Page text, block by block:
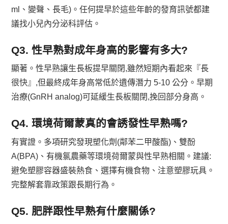
ml、變聲、長毛)。任何提早於這些年齡的發育訊號都建
議找小兒內分泌科評估。
Q3. 性早熟對成年身高的影響有多大?
顯著。性早熟讓生長板提早關閉,雖然短期內看起來『長
很快』,但最終成年身高常低於遺傳潛力 5-10 公分。早期
治療(GnRH analog)可延緩生長板關閉,挽回部分身高。
Q4. 環境荷爾蒙真的會誘發性早熟嗎?
有實證。多項研究發現塑化劑(鄰苯二甲酸酯)、雙酚
A(BPA)、有機氯農藥等環境荷爾蒙與性早熟相關。建議:
避免塑膠容器盛裝熱食、選擇有機食物、注意塑膠玩具。
完整解套靠政策跟長期行為。
Q5. 肥胖跟性早熟有什麼關係?